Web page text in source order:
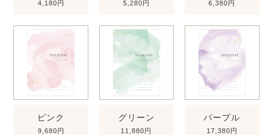
4,180円 5,280円 6,380円
ピンク
9,680円
グリーン
11,880円
パープル
17,380円